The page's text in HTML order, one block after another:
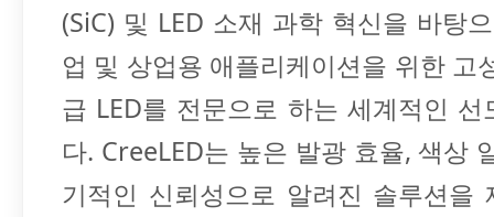
(SiC) 및 LED 소재 과학 혁신을 바탕
업 및 상업용 애플리케이션을 위한 고
급 LED를 전문으로 하는 세계적인 선
다. CreeLED는 높은 발광 효율, 색상
기적인 신뢰성으로 알려진 솔루션을